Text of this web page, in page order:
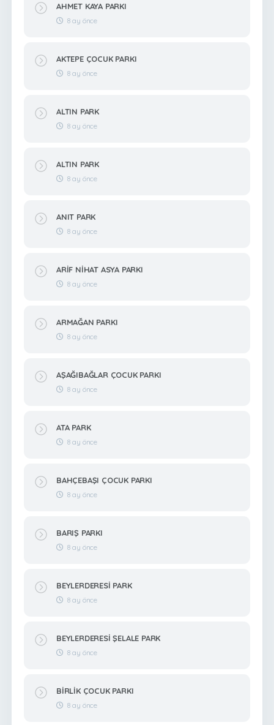
AHMET KAYA PARKI
8 ay önce
AKTEPE ÇOCUK PARKI
8 ay önce
ALTIN PARK
8 ay önce
ALTIN PARK
8 ay önce
ANIT PARK
8 ay önce
ARİF NİHAT ASYA PARKI
8 ay önce
ARMAĞAN PARKI
8 ay önce
AŞAĞIBAĞLAR ÇOCUK PARKI
8 ay önce
ATA PARK
8 ay önce
BAHÇEBAŞI ÇOCUK PARKI
8 ay önce
BARIŞ PARKI
8 ay önce
BEYLERDERESİ PARK
8 ay önce
BEYLERDERESİ ŞELALE PARK
8 ay önce
BİRLİK ÇOCUK PARKI
8 ay önce